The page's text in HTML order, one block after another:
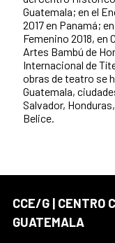
Guatemala; en el
2017 en Panamá;
Femenino 2018, en
Artes Bambú de
Internacional de
obras de teatro se
Guatemala,
Salvador,
Belice.
CCE/G | CENTRO
GUATEMALA